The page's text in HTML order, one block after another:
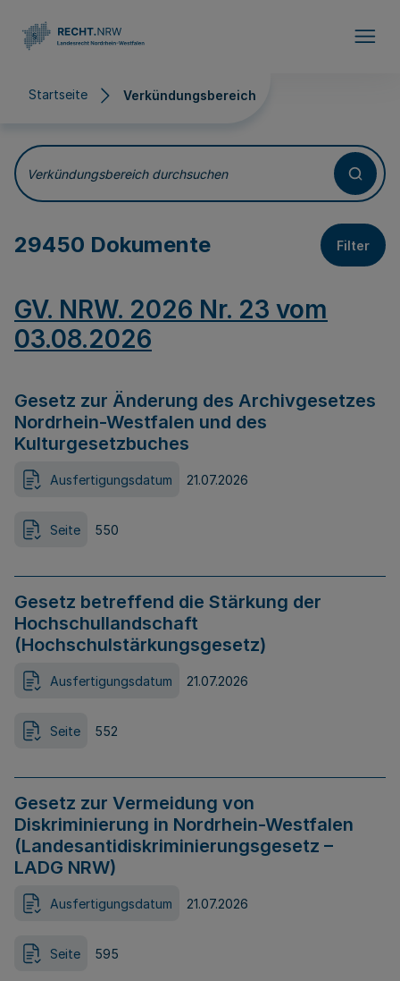
Startseite Verkündungsbereich
Verkündungsbereich
Verkündungsbereich durchsuchen
29450 Dokumente Filter
GV. NRW. 2026 Nr. 23 vom
03.08.2026
Gesetz zur Änderung des Archivgesetzes
Nordrhein-Westfalen und des
Kulturgesetzbuches
Ausfertigungsdatum 21.07.2026
Seite 550
Gesetz betreffend die Stärkung der
Hochschullandschaft
(Hochschulstärkungsgesetz)
Ausfertigungsdatum 21.07.2026
Seite 552
Gesetz zur Vermeidung von
Diskriminierung in Nordrhein-Westfalen
(Landesantidiskriminierungsgesetz –
LADG NRW)
Ausfertigungsdatum 21.07.2026
Seite 595